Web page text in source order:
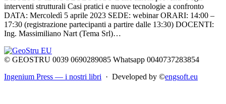
interventi strutturali Casi pratici e nuove tecnologie a confronto
DATA: Mercoledì 5 aprile 2023 SEDE: webinar ORARI: 14:00 –
17:30 (registrazione partecipanti a partire dalle 13:30) DOCENTI:
Ing. Massimiliano Nart (Tema Srl)…
© GEOSTRU 0039 0690289085 Whatsapp 0040737283854
Ingenium Press — i nostri libri · Developed by ©engsoft.eu